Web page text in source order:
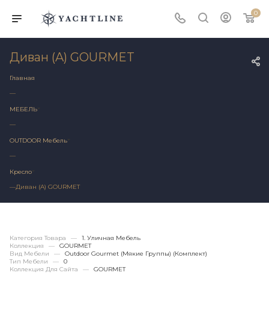
0
Диван (A) GOURMET
Главная
—
МЕБЕЛЬ
—
OUTDOOR Мебель
—
Кресло
—Диван (A) GOURMET
Категория Товара —
1. Уличная Мебель
Коллекция
—
GOURMET
Вид Мебели
—
Outdoor Gourmet (мякие Группы) (Комплект)
Тип Мебели
—
0
Коллекция Для Сайта
— GOURMET